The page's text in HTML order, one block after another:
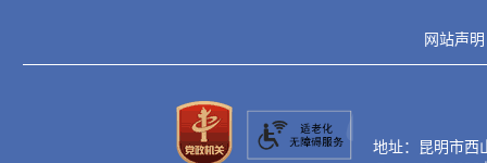
网站声明
地址：昆明市西